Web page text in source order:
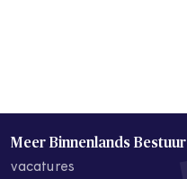
Meer Binnenlands Bestuur
vacatures